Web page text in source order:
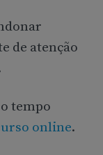
de atenção
tempo
online.